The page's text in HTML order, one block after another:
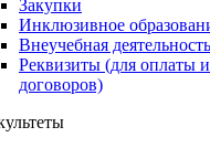
Закупки
Инклюзивное
Внеучебная деятельность
Реквизиты (для оплаты
договоров)